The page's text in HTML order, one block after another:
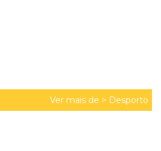
Ver mais de > Desporto